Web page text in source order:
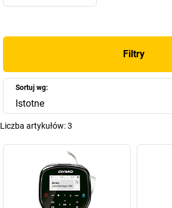
Filtry
Sortuj wg:
Istotne
Liczba artykułów:3